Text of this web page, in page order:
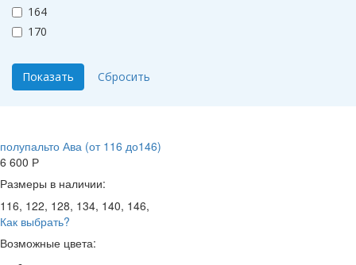
164
170
полупальто Ава (от 116 до146)
6 600 Р
Размеры в наличии:
116, 122, 128, 134, 140, 146,
Как выбрать?
Возможные цвета: